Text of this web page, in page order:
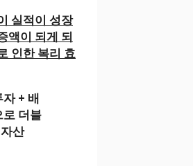
실적이 성장
액이 되게 되
인한 복리 효
+ 배
로 더블
산